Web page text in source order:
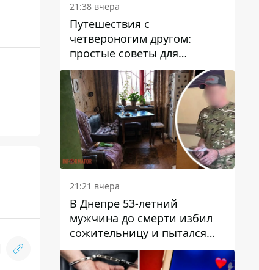
21:38 вчера
Путешествия с
четвероногим другом:
простые советы для
поездок с животными
21:21 вчера
В Днепре 53-летний
мужчина до смерти избил
сожительницу и пытался
скрыть преступление:
детали